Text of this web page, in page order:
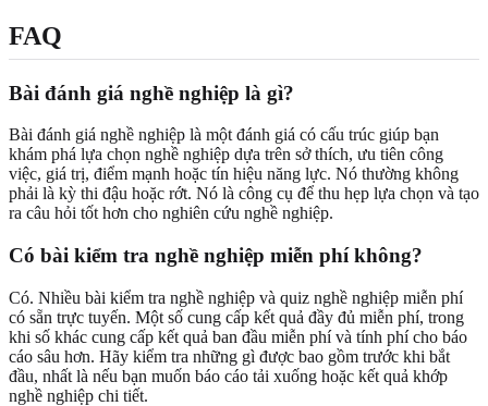
FAQ
Bài đánh giá nghề nghiệp là gì?
Bài đánh giá nghề nghiệp là một đánh giá có cấu trúc giúp bạn
khám phá lựa chọn nghề nghiệp dựa trên sở thích, ưu tiên công
việc, giá trị, điểm mạnh hoặc tín hiệu năng lực. Nó thường không
phải là kỳ thi đậu hoặc rớt. Nó là công cụ để thu hẹp lựa chọn và tạo
ra câu hỏi tốt hơn cho nghiên cứu nghề nghiệp.
Có bài kiểm tra nghề nghiệp miễn phí không?
Có. Nhiều bài kiểm tra nghề nghiệp và quiz nghề nghiệp miễn phí
có sẵn trực tuyến. Một số cung cấp kết quả đầy đủ miễn phí, trong
khi số khác cung cấp kết quả ban đầu miễn phí và tính phí cho báo
cáo sâu hơn. Hãy kiểm tra những gì được bao gồm trước khi bắt
đầu, nhất là nếu bạn muốn báo cáo tải xuống hoặc kết quả khớp
nghề nghiệp chi tiết.